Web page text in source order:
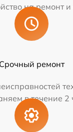
на ремонт и
Срочный ремонт
в течение 2